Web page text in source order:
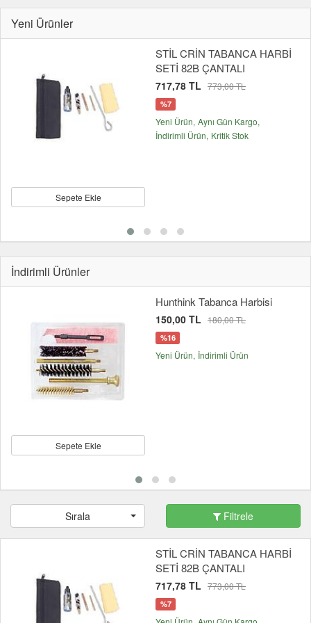
Yeni Ürünler
Sepete Ekle
STİL CRİN TABANCA HARBİ
SETİ 82B ÇANTALI
717,78 TL 773,00 TL
%7
Yeni Ürün Aynı Gün Kargo
İndirimli Ürün Kritik Stok
İndirimli Ürünler
Sepete Ekle
Hunthink Tabanca Harbisi
150,00 TL 180,00 TL
%16
Yeni Ürün İndirimli Ürün
Sırala Filtrele
STİL CRİN TABANCA HARBİ
SETİ 82B ÇANTALI
717,78 TL 773,00 TL
%7